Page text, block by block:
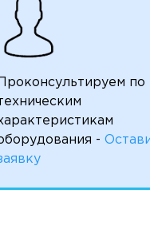
Проконсультируем по
-